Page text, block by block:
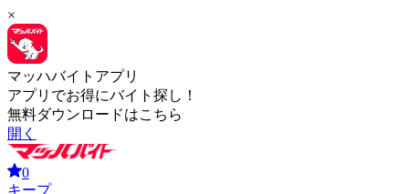
×
マッハバイトアプリ
アプリでお得にバイト探し！
無料ダウンロードはこちら
開く
0
キープ